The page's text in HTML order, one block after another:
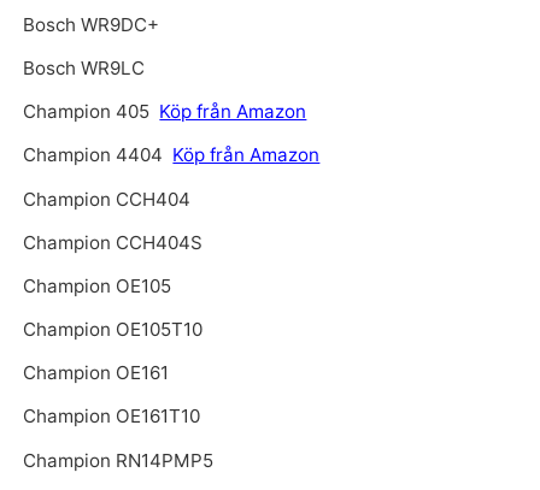
Bosch WR9DC+
Bosch WR9LC
Champion 405 Köp från Amazon
Champion 4404 Köp från Amazon
Champion CCH404
Champion CCH404S
Champion OE105
Champion OE105T10
Champion OE161
Champion OE161T10
Champion RN14PMP5